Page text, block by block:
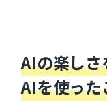
AIの楽し
AIを使っ